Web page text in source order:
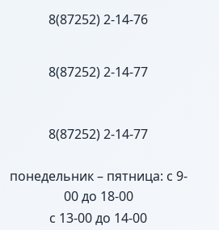
8(87252) 2-14-76
8(87252) 2-14-77
8(87252) 2-14-77
понедельник – пятница: с 9-
00 до 18-00
с 13-00 до 14-00